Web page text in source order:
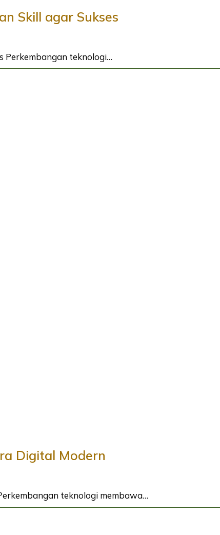
Skill agar Sukses
Perkembangan teknologi…
Digital Modern
teknologi membawa…